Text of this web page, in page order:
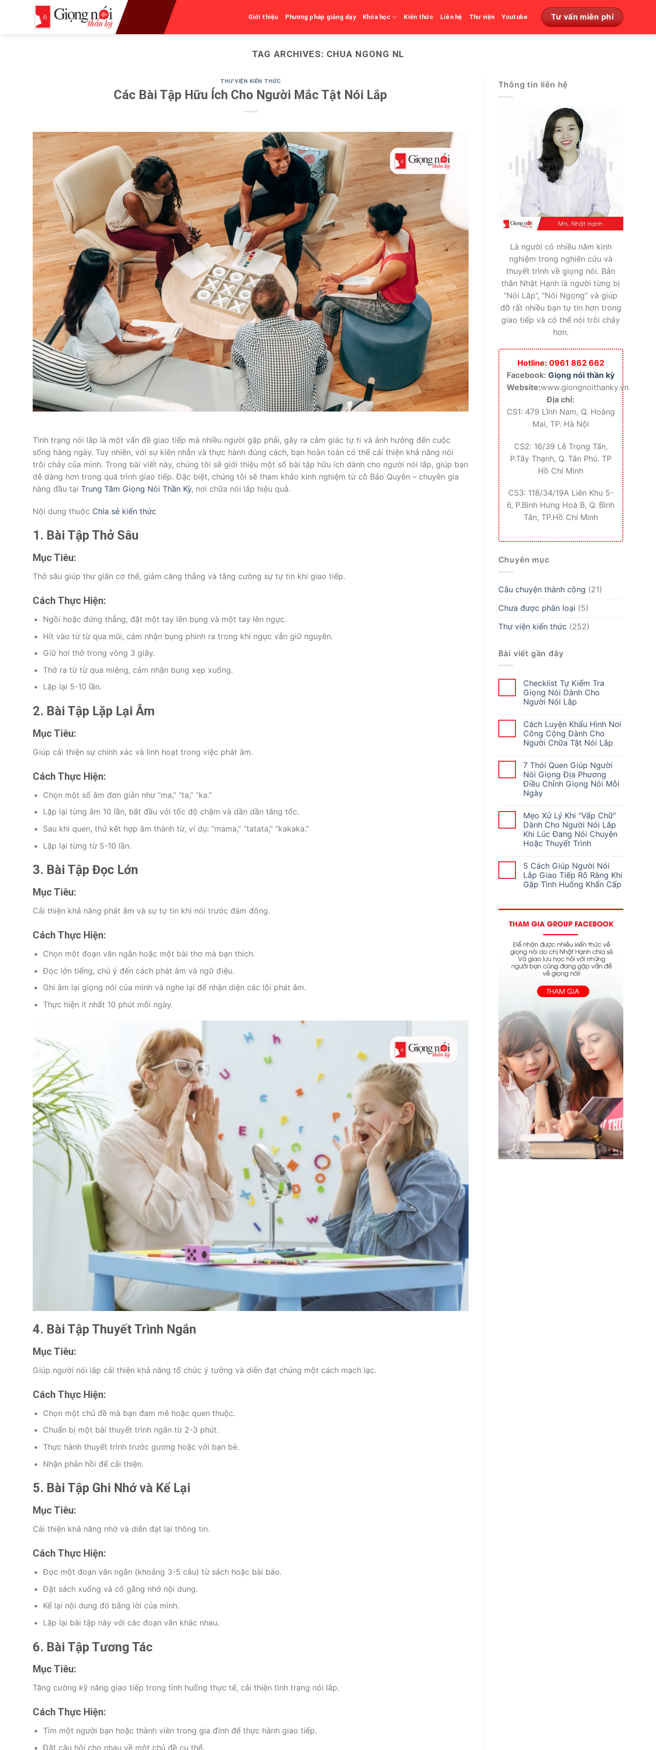
Giới thiệu Phương pháp giảng dạy Khóa học Kiến thức Liên hệ Thư viện Youtube Tư vấn miễn phí
TAG ARCHIVES: CHUA NGONG NL
THƯ VIỆN KIẾN THỨC
Các Bài Tập Hữu Ích Cho Người Mắc Tật Nói Lắp
Tình trạng nói lắp là một vấn đề giao tiếp mà nhiều người gặp phải, gây ra cảm giác tự ti và ảnh hưởng đến cuộc
sống hàng ngày. Tuy nhiên, với sự kiên nhẫn và thực hành đúng cách, bạn hoàn toàn có thể cải thiện khả năng nói
trôi chảy của mình. Trong bài viết này, chúng tôi sẽ giới thiệu một số bài tập hữu ích dành cho người nói lắp, giúp bạn
dễ dàng hơn trong quá trình giao tiếp. Đặc biệt, chúng tôi sẽ tham khảo kinh nghiệm từ cô Bảo Quyên – chuyên gia
hàng đầu tại Trung Tâm Giọng Nói Thần Kỳ, nơi chữa nói lắp hiệu quả.
Nội dung thuộc Chia sẻ kiến thức
1. Bài Tập Thở Sâu
Mục Tiêu:
Thở sâu giúp thư giãn cơ thể, giảm căng thẳng và tăng cường sự tự tin khi giao tiếp.
Cách Thực Hiện:
Ngồi hoặc đứng thẳng, đặt một tay lên bụng và một tay lên ngực.
Hít vào từ từ qua mũi, cảm nhận bụng phình ra trong khi ngực vẫn giữ nguyên.
Giữ hơi thở trong vòng 3 giây.
Thở ra từ từ qua miệng, cảm nhận bụng xẹp xuống.
Lặp lại 5-10 lần.
2. Bài Tập Lặp Lại Âm
Mục Tiêu:
Giúp cải thiện sự chính xác và linh hoạt trong việc phát âm.
Cách Thực Hiện:
Chọn một số âm đơn giản như “ma,” “ta,” “ka.”
Lặp lại từng âm 10 lần, bắt đầu với tốc độ chậm và dần dần tăng tốc.
Sau khi quen, thử kết hợp âm thành từ, ví dụ: “mama,” “tatata,” “kakaka.”
Lặp lại từng từ 5-10 lần.
3. Bài Tập Đọc Lớn
Mục Tiêu:
Cải thiện khả năng phát âm và sự tự tin khi nói trước đám đông.
Cách Thực Hiện:
Chọn một đoạn văn ngắn hoặc một bài thơ mà bạn thích.
Đọc lớn tiếng, chú ý đến cách phát âm và ngữ điệu.
Ghi âm lại giọng nói của mình và nghe lại để nhận diện các lỗi phát âm.
Thực hiện ít nhất 10 phút mỗi ngày.
4. Bài Tập Thuyết Trình Ngắn
Mục Tiêu:
Giúp người nói lắp cải thiện khả năng tổ chức ý tưởng và diễn đạt chúng một cách mạch lạc.
Cách Thực Hiện:
Chọn một chủ đề mà bạn đam mê hoặc quen thuộc.
Chuẩn bị một bài thuyết trình ngắn từ 2-3 phút.
Thực hành thuyết trình trước gương hoặc với bạn bè.
Nhận phản hồi để cải thiện.
5. Bài Tập Ghi Nhớ và Kể Lại
Mục Tiêu:
Cải thiện khả năng nhớ và diễn đạt lại thông tin.
Cách Thực Hiện:
Đọc một đoạn văn ngắn (khoảng 3-5 câu) từ sách hoặc bài báo.
Đặt sách xuống và cố gắng nhớ nội dung.
Kể lại nội dung đó bằng lời của mình.
Lặp lại bài tập này với các đoạn văn khác nhau.
6. Bài Tập Tương Tác
Mục Tiêu:
Tăng cường kỹ năng giao tiếp trong tình huống thực tế, cải thiện tình trạng nói lắp.
Cách Thực Hiện:
Tìm một người bạn hoặc thành viên trong gia đình để thực hành giao tiếp.
Đặt câu hỏi cho nhau về một chủ đề cụ thể.
Thông tin liên hệ
Là người có nhiều năm kinh
nghiệm trong nghiên cứu và
thuyết trình về giọng nói. Bản
thân Nhật Hạnh là người từng bị
“Nói Lắp”, “Nói Ngọng” và giúp
đỡ rất nhiều bạn tự tin hơn trong
giao tiếp và có thể nói trôi chảy
hơn.
Hotline: 0961 862 662
Facebook:Giọng nói thần kỳ
Website:www.giongnoithanky.vn
Địa chỉ:
CS1: 479 Lĩnh Nam, Q. Hoàng
Mai, TP. Hà Nội
CS2: 16/39 Lê Trọng Tấn,
P.Tây Thạnh, Q. Tân Phú. TP
Hồ Chí Minh
CS3: 118/34/19A Liên Khu 5-
6, P.Bình Hưng Hoà B, Q. Bình
Tân, TP.Hồ Chí Minh
Chuyên mục
Câu chuyện thành công (21)
Chưa được phân loại (5)
Thư viện kiến thức (252)
Bài viết gần đây
Checklist Tự Kiểm Tra
Giọng Nói Dành Cho
Người Nói Lắp
Cách Luyện Khẩu Hình Nơi
Công Cộng Dành Cho
Người Chữa Tật Nói Lắp
7 Thói Quen Giúp Người
Nói Giọng Địa Phương
Điều Chỉnh Giọng Nói Mỗi
Ngày
Mẹo Xử Lý Khi “Vấp Chữ”
Dành Cho Người Nói Lắp
Khi Lúc Đang Nói Chuyện
Hoặc Thuyết Trình
5 Cách Giúp Người Nói
Lắp Giao Tiếp Rõ Ràng Khi
Gặp Tình Huống Khẩn Cấp